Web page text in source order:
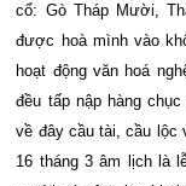
cổ: Gò Tháp Mười,
được hoà mình vào
hoạt động văn hoá
đều tấp nập hàng
về đây cầu tài, cầu lộc
16 tháng 3 âm lịch là